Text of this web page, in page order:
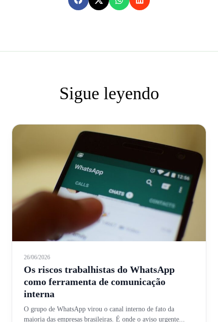
Sigue leyendo
26/06/2026
Os riscos trabalhistas do WhatsApp
como ferramenta de comunicação
interna
O grupo de WhatsApp virou o canal interno de fato da
maioria das empresas brasileiras. É onde o aviso urgente...